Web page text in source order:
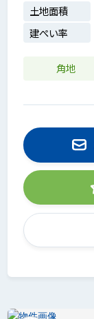
土地面積
建ぺい率
角地